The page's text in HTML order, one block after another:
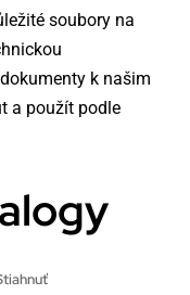
soubory na
k našim
a použít podle